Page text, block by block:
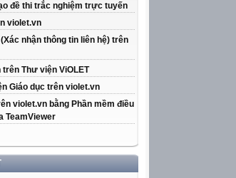
đề thi trắc nghiệm trực tuyến
violet.vn
nhận thông tin liên hệ) trên
Thư viện ViOLET
Giáo dục trên violet.vn
violet.vn bằng Phần mềm điều
TeamViewer